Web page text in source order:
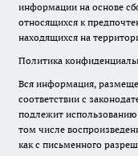
информации на основе
относящихся к
находящихся на
Политика
Вся информация,
соответствии с
подлежит
том числе
как с письменного